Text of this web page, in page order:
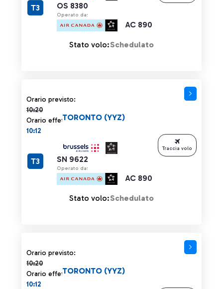
OS 8380
Operato da:
AC 890
T3
Stato volo:Schedulato
Orario previsto:
10:20
Orario previsto 10:20 barrato
Orario effettivo:
10:12
SN 9622
Operato da:
AC 890
TORONTO (YYZ)
T3
Stato volo:Schedulato
Traccia volo
Orario previsto:
10:20
Orario previsto 10:20 barrato
Orario effettivo:
10:12
TORONTO (YYZ)